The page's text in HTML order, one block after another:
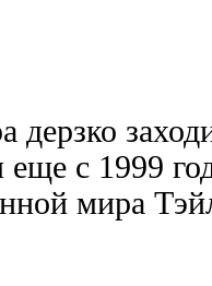
дерзко
с 1999
мира